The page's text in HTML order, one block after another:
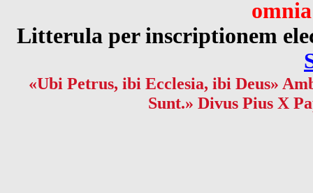
Litterula per inscriptionem
«Ubi Petrus, ibi Ecclesia, ibi Deus»
Sunt.» Divus Pius X